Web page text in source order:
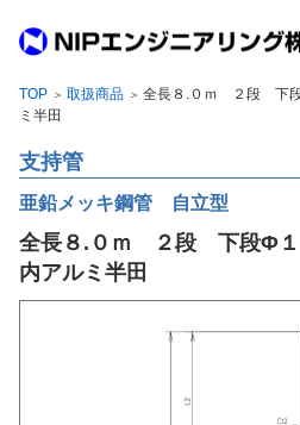
TOP
事業内容
取扱製品
各種実績
会社案内
TOP ＞ 取扱商品 ＞ 全長８.０ｍ ２段 下
ミ半田
支持管
亜鉛メッキ鋼管 自立型
全長８.０ｍ ２段 下段Φ１
内アルミ半田